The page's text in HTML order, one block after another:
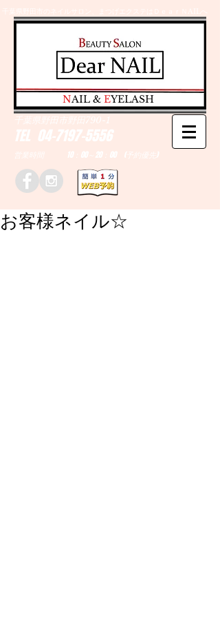
千葉県野田市のネイルサロン、まつげエクステはＤｅａｒＮAILへ
TEL 04-7197-5556
営業時間 10：00～20：00 (予約優先)
千葉県野田市野田790-1
​NAIL & EYELASH
お客様ネイル☆